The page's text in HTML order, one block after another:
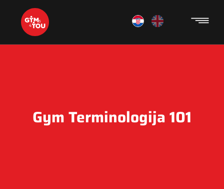
Gym Terminologija 101